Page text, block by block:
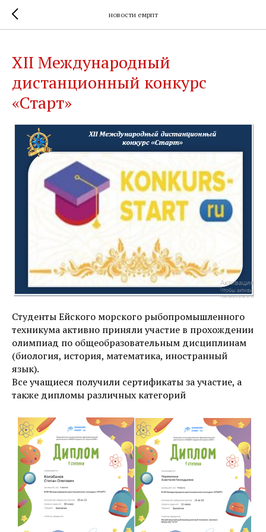
новости емрпт
XII Международный
дистанционный конкурс
«Старт»
Студенты Ейского морского рыбопромышленного
техникума активно приняли участие в прохождении
олимпиад по общеобразовательным дисциплинам
(биология, история, математика, иностранный
язык).
Все учащиеся получили сертификаты за участие, а
также дипломы различных категорий